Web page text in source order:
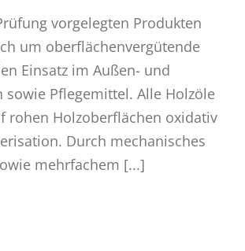
vorgelegten Produkten
um oberflächenvergütende
Einsatz im Außen- und
sowie Pflegemittel. Alle Holzöle
rohen Holzoberflächen oxidativ
Durch mechanisches
mehrfachem [...]